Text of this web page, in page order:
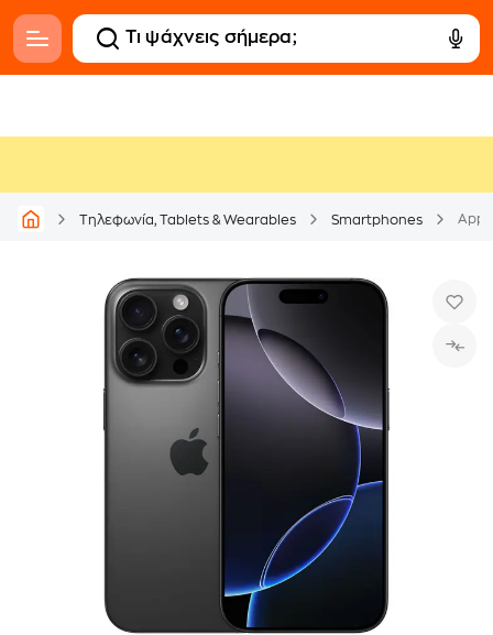
Τηλεφωνία, Tablets & Wearables Smartphones